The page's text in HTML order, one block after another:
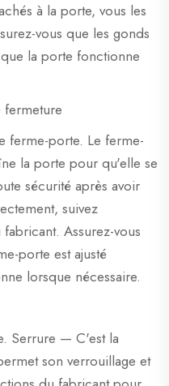
à la porte, vous les
vous que les gonds
la porte fonctionne
fermeture
ferme-porte. Le ferme-
la porte pour qu'elle se
sécurité après avoir
suivez
Assurez-vous
porte est ajusté
lorsque nécessaire.
Serrure — C'est la
son verrouillage et